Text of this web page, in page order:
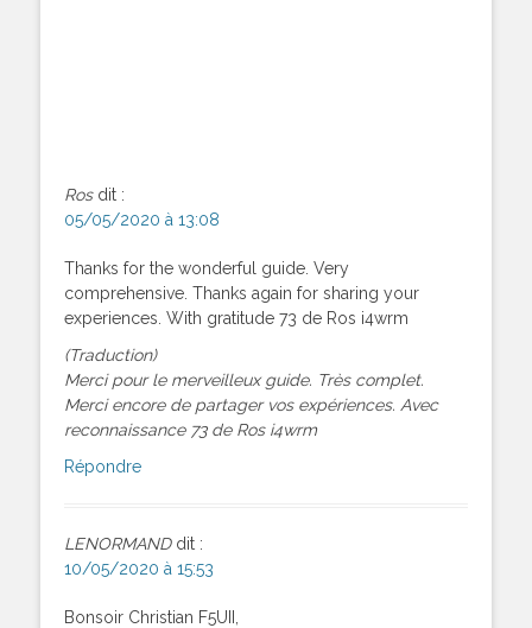
Ros dit :
05/05/2020 à 13:08
Thanks for the wonderful guide. Very
comprehensive. Thanks again for sharing your
experiences. With gratitude 73 de Ros i4wrm
(Traduction)
Merci pour le merveilleux guide. Très complet.
Merci encore de partager vos expériences. Avec
reconnaissance 73 de Ros i4wrm
Répondre
LENORMAND dit :
10/05/2020 à 15:53
Bonsoir Christian F5UII,